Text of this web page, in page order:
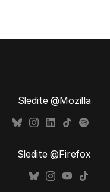
Sledite @Mozilla
Sledite @Firefox